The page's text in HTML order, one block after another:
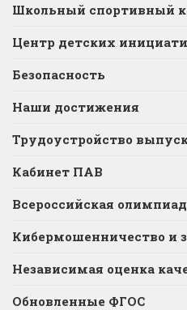
Школьный спортивный
Центр детских
Безопасность
Наши достижения
Трудоустройство
Кабинет ПАВ
Всероссийская
Кибермошенничество и
Независимая оценка
Обновленные ФГОС